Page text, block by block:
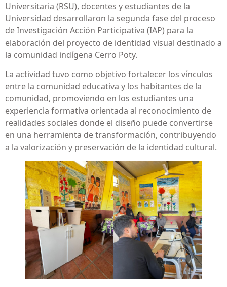
Universitaria (RSU), docentes y estudiantes de la
Universidad desarrollaron la segunda fase del proceso
de Investigación Acción Participativa (IAP) para la
elaboración del proyecto de identidad visual destinado a
la comunidad indígena Cerro Poty.
La actividad tuvo como objetivo fortalecer los vínculos
entre la comunidad educativa y los habitantes de la
comunidad, promoviendo en los estudiantes una
experiencia formativa orientada al reconocimiento de
realidades sociales donde el diseño puede convertirse
en una herramienta de transformación, contribuyendo
a la valorización y preservación de la identidad cultural.